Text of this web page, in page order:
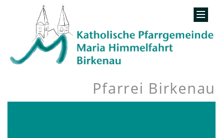
Pfarrei Birkenau